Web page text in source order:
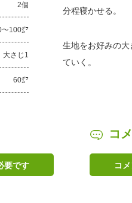
2個
～100㌘
大さじ1
60㌘
分程寝かせる。
生地をお好みの
ていく。
要です
コ
コ